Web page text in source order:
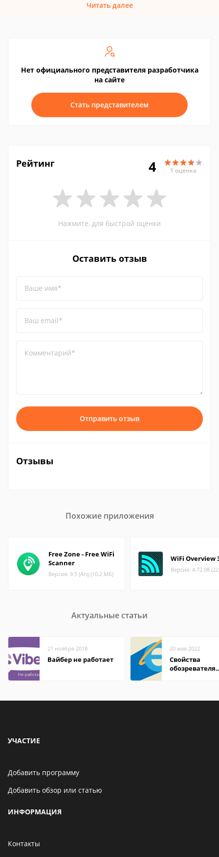
Читать далее
Нет официального представителя разработчика
на сайте
Стать представителем
Рейтинг 4 1 оценка
Нажмите, для быстрой оценки
Оставить отзыв
Ваше имя*
Ваш email*
Комментарий*
Отправить отзыв
Отзывы
Похожие приложения
Free Zone - Free WiFi
Scanner
Версия: 9.5 (Arq (10.2 МБ)
WiFi Overview
Версия: 4.72.08
Актуальные статьи
21 ноября 2018
Вайбер не работает
20 мая 2022
Свойства
обозревателя
УЧАСТИЕ
Добавить программу
Добавить обзор или статью
ИНФОРМАЦИЯ
Контакты